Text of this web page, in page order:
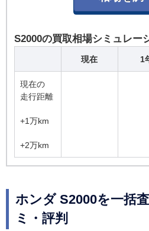
S2000の買取相場シミュレー
現在 1
現在の
走行距離
+1万km
+2万km
ホンダ S2000を一括
ミ・評判